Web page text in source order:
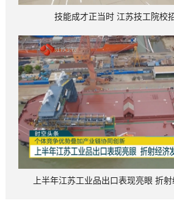
技能成才正当时 江苏技工院校
上半年江苏工业品出口表现亮眼 折